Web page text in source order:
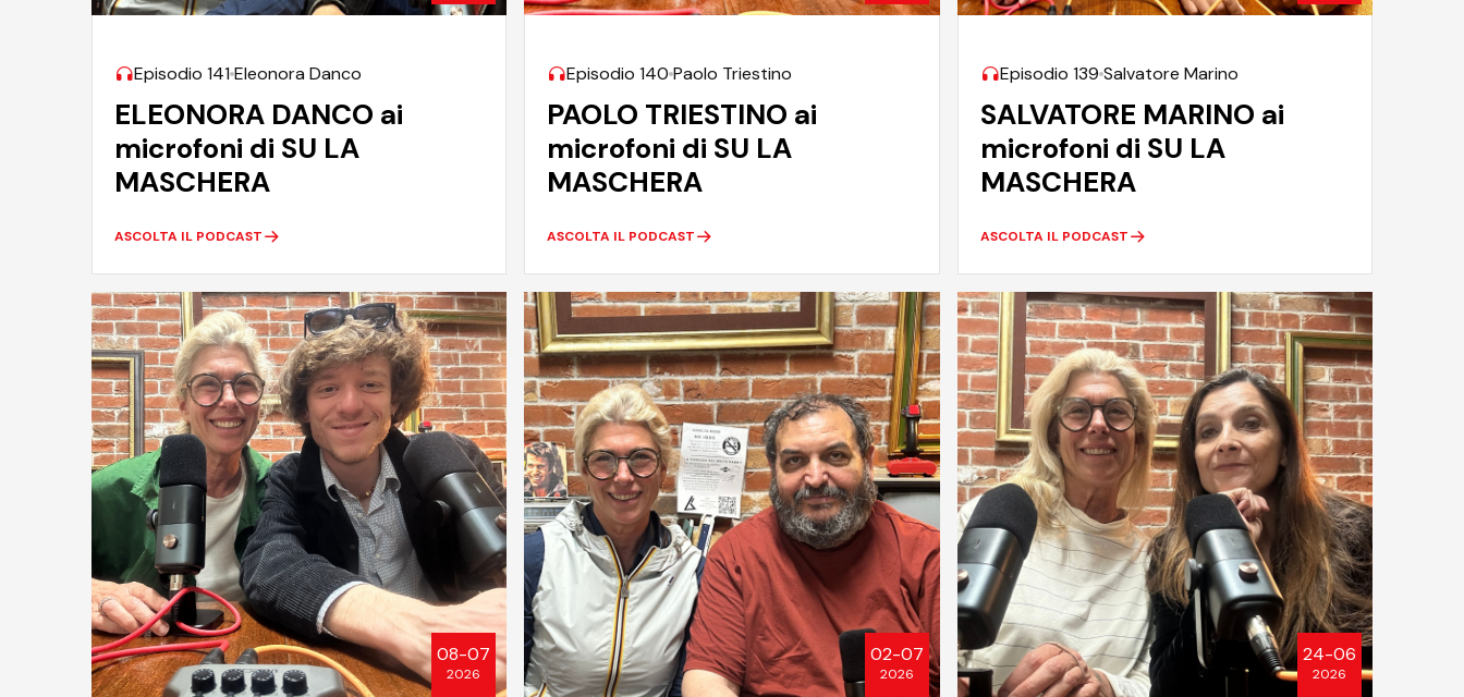
Episodio 141 Eleonora Danco
ELEONORA DANCO ai
microfoni di SU LA
MASCHERA
ASCOLTA IL PODCAST
Episodio 140Paolo Triestino
PAOLO TRIESTINO ai
microfoni di SU LA
MASCHERA
ASCOLTA IL PODCAST
Episodio 139 Salvatore Marino
SALVATORE MARINO ai
microfoni di SU LA
MASCHERA
ASCOLTA IL PODCAST
08-07
2026
02-07
2026
24-06
2026